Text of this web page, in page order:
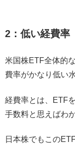
2：低い経費率
米国株ETF全体的
費率がかなり低い
経費率とは、ETF
手数料と思えばわ
日本株でもこの